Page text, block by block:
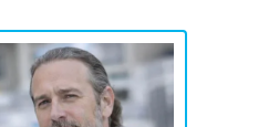
от 3749 ₽